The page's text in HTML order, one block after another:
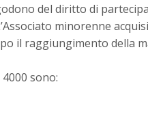
del diritto di
minorenne
il raggiungimento della
sono: